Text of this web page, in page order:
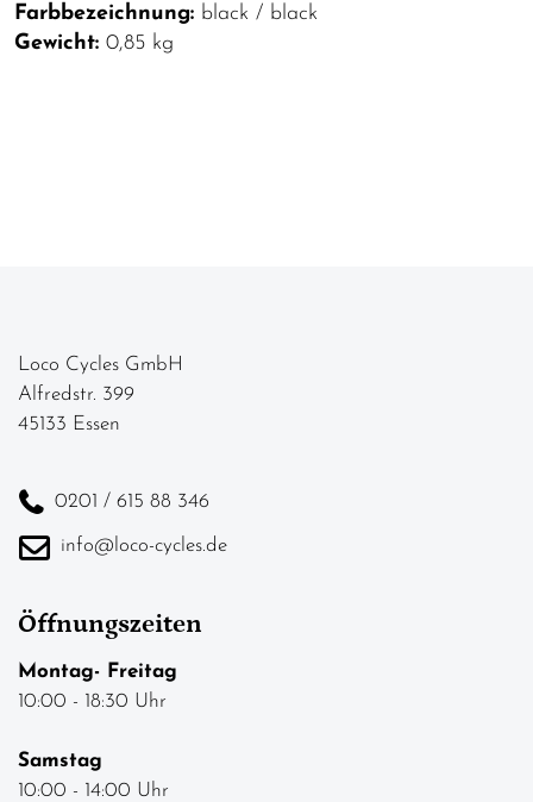
Farbbezeichnung: black / black
Gewicht: 0,85 kg
Loco Cycles GmbH
Alfredstr. 399
45133 Essen
0201 / 615 88 346
info@loco-cycles.de
Öffnungszeiten
Montag- Freitag
10:00 - 18:30 Uhr
Samstag
10:00 - 14:00 Uhr